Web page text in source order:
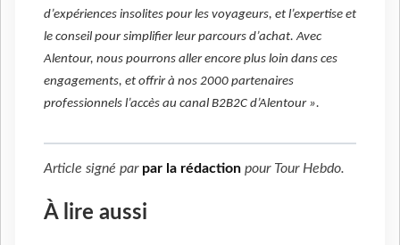
d’expériences insolites pour les voyageurs, et l’expertise et
le conseil pour simplifier leur parcours d’achat. Avec
Alentour, nous pourrons aller encore plus loin dans ces
engagements, et offrir à nos 2000 partenaires
professionnels l’accès au canal B2B2C d’Alentour ».
Article signé par par la rédaction pour Tour Hebdo.
À lire aussi